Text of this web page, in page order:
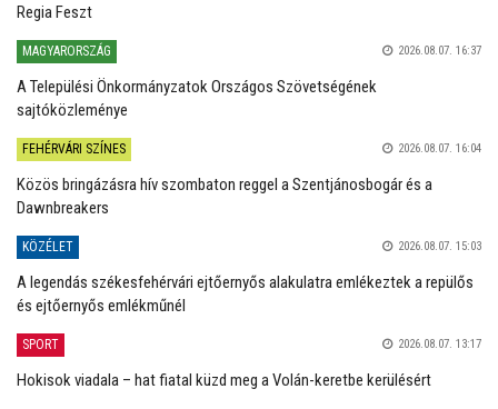
Regia Feszt
MAGYARORSZÁG 2026.08.07. 16:37
A Települési Önkormányzatok Országos Szövetségének
sajtóközleménye
FEHÉRVÁRI SZÍNES 2026.08.07. 16:04
Közös bringázásra hív szombaton reggel a Szentjánosbogár és a
Dawnbreakers
KÖZÉLET 2026.08.07. 15:03
A legendás székesfehérvári ejtőernyős alakulatra emlékeztek a repülős
és ejtőernyős emlékműnél
SPORT 2026.08.07. 13:17
Hokisok viadala – hat fiatal küzd meg a Volán-keretbe kerülésért